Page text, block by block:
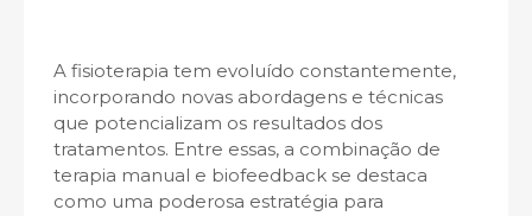
A fisioterapia tem evoluído constantemente,
incorporando novas abordagens e técnicas
que potencializam os resultados dos
tratamentos. Entre essas, a combinação de
terapia manual e biofeedback se destaca
como uma poderosa estratégia para